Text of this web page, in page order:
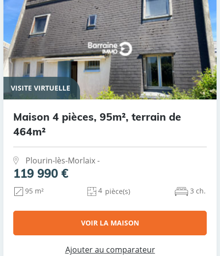
VISITE VIRTUELLE
Maison 4 pièces, 95m², terrain de
464m²
Plourin-lès-Morlaix -
119 990 €
95 m² 4 pièce(s) 3 ch.
VOIR LA MAISON
Ajouter au comparateur